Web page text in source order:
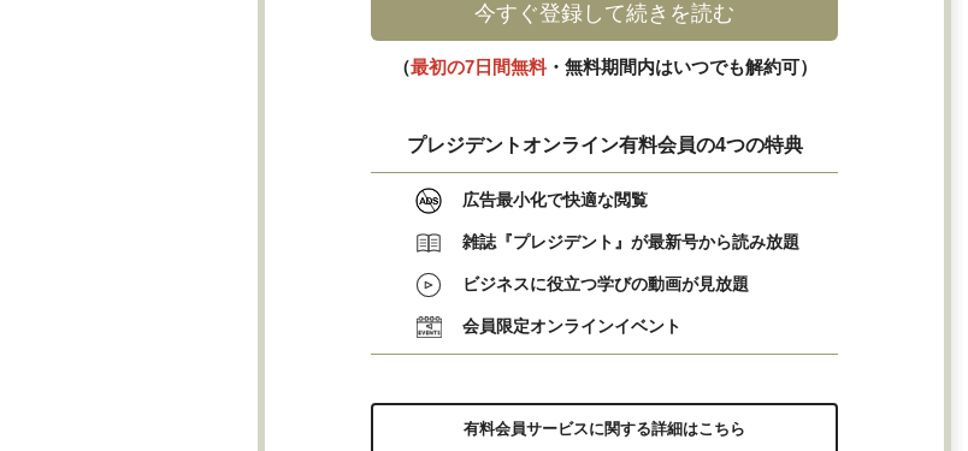
今すぐ登録して続きを読む
（最初の7日間無料・無料期間内はいつでも解約可）
プレジデントオンライン有料会員の4つの特典
広告最小化で快適な閲覧
雑誌『プレジデント』が最新号から読み放題
ビジネスに役立つ学びの動画が見放題
会員限定オンラインイベント
有料会員サービスに関する詳細はこちら